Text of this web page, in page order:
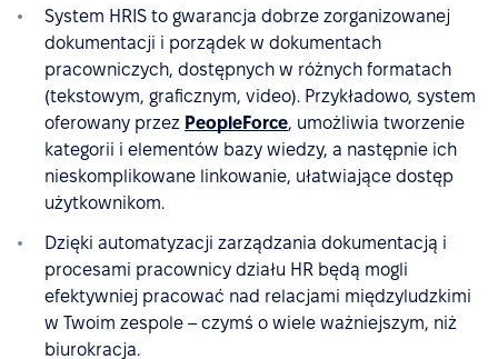
System HRIS to gwarancja dobrze zorganizowanej
dokumentacji i porządek w dokumentach
pracowniczych, dostępnych w różnych formatach
(tekstowym, graficznym, video). Przykładowo, system
oferowany przez PeopleForce, umożliwia tworzenie
kategorii i elementów bazy wiedzy, a następnie ich
nieskomplikowane linkowanie, ułatwiające dostęp
użytkownikom.
Dzięki automatyzacji zarządzania dokumentacją i
procesami pracownicy działu HR będą mogli
efektywniej pracować nad relacjami międzyludzkimi
w Twoim zespole – czymś o wiele ważniejszym, niż
biurokracja.